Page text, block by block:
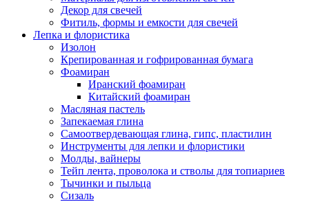
Декор для свечей
Фитиль, формы и емкости для свечей
Лепка и флористика
Изолон
Крепированная и гофрированная бумага
Фоамиран
Иранский фоамиран
Китайский фоамиран
Масляная пастель
Запекаемая глина
Самоотвердевающая глина, гипс, пластилин
Инструменты для лепки и флористики
Молды, вайнеры
Тейп лента, проволока и стволы для топиариев
Тычинки и пыльца
Сизаль